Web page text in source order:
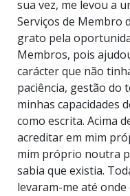
sua vez, me levou a
Serviços de Membro
grato pela
Membros, pois
carácter que não
paciência, gestão do
minhas capacidades
como escrita. Acima
acreditar em mim
mim próprio noutra
sabia que existia.
levaram-me até